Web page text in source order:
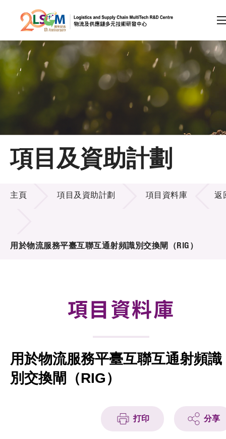
跳到內容（按回車鍵）
會員登入
A A EN 繁 简
主頁
關於LSCM
技術商品化
合作計劃
徵求研發項目計劃書
項目夥伴
項目及資助計劃
項目及資助計劃
主頁 項目及資助計劃 項目資料庫
用於物流服務平臺互聯互通射頻識別交換閘（RIG）
返
項目資料庫
用於物流服務平臺互聯互通射頻識
別交換閘（RIG）
打印 分享